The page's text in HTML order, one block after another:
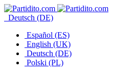
Deutsch (DE)
Español (ES)
English (UK)
Deutsch (DE)
Polski (PL)